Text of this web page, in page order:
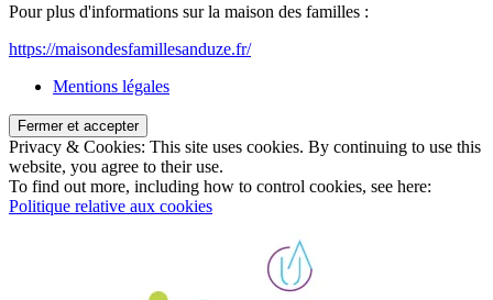
Pour plus d'informations sur la maison des familles :
https://maisondesfamillesanduze.fr/
Mentions légales
Privacy & Cookies: This site uses cookies. By continuing to use this
website, you agree to their use.
To find out more, including how to control cookies, see here:
Politique relative aux cookies